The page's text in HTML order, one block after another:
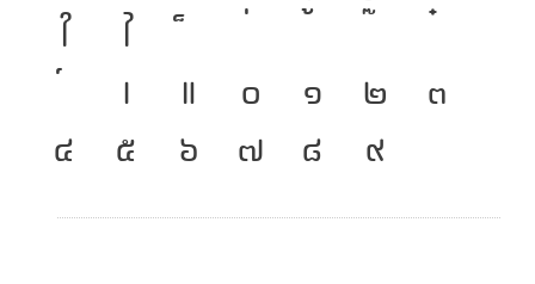
ใ
ไ
เ
แ ๐ ๑ ๒
๓
๔
๕ ๖ ๗ ๘ ๙